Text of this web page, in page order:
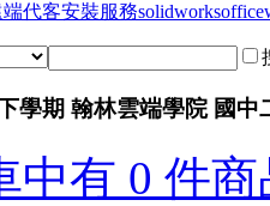
端代客安裝服務solidworksoffice
學期 翰林雲端學院 國
中有 0 件